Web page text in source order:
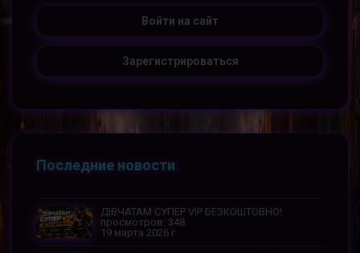
Войти на сайт
Зарегистрироваться
Последние новости
ДІВЧАТАМ СУПЕР VIP БЕЗКОШТОВНО!
просмотров: 348
19 марта 2026 г